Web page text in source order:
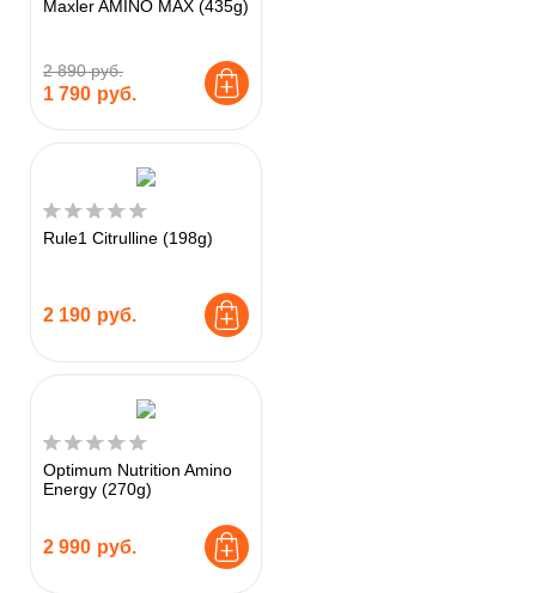
Maxler AMINO MAX (435g)
2 890 руб.
1 790 руб.
Rule1 Citrulline (198g)
2 190 руб.
Optimum Nutrition Amino
Energy (270g)
2 990 руб.